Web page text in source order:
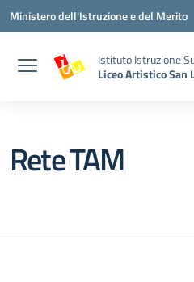
Vai ai contenuti
Vai al menu di navigazione
Vai al footer
Ministero dell'Istruzione e del Merito
Istituto Istruzione
Liceo Artistico San
Rete TAM